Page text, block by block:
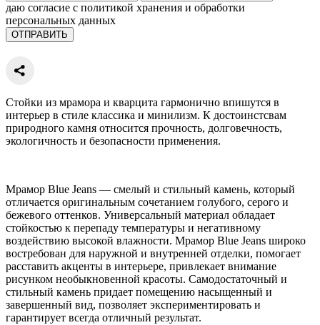
даю согласие с политикой хранения и обработки
персональных данных
Стойки из мрамора и кварцита гармонично впишутся в
интерьер в стиле классика и минилизм. К достоинстсвам
природного камня относится прочность, долговечность,
экологичность и безопасности применения.
Мрамор Blue Jeans — смелый и стильный камень, который
отличается оригинальным сочетанием голубого, серого и
бежевого оттенков. Универсальный материал обладает
стойкостью к перепаду температуры и негативному
воздействию высокой влажности. Мрамор Blue Jeans широко
востребован для наружной и внутренней отделки, помогает
расставить акценты в интерьере, привлекает внимание
рисунком необыкновенной красоты. Самодостаточный и
стильный камень придает помещению насыщенный и
завершенный вид, позволяет экспериментировать и
гарантирует всегда отличный результат.